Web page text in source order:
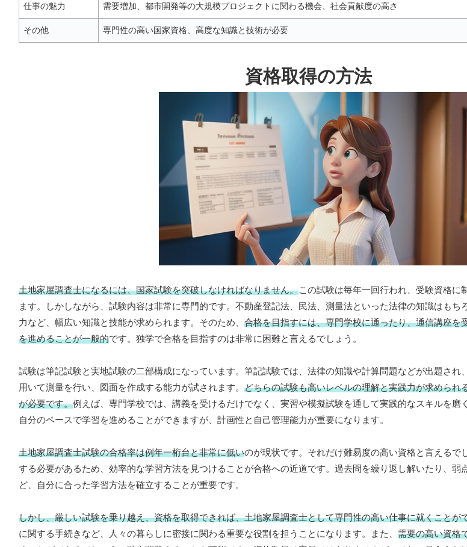
仕事の魅力 需要増加、都市開発等の大規模プロジェクトに関わる機会、社会貢献度の高さ
その他 専門性の高い国家資格、高度な知識と技術が必要
資格取得の方法
土地家屋調査士になるには、国家試験を突破しなければなりません。この試験は毎年一回行われ、受験資格に
ます。しかしながら、試験内容は非常に専門的です。不動産登記法、民法、測量法といった法律の知識はもち
力など、幅広い知識と技能が求められます。そのため、 合格を目指すには、専門学校に通ったり、通信講座を
を進めることが一般的です。独学で合格を目指すのは非常に困難と言えるでしょう。
試験は筆記試験と実地試験の二部構成になっています。筆記試験では、法律の知識や計算問題などが出題され
用いて測量を行い、図面を作成する能力が試されます。 どちらの試験も高いレベルの理解と実践力が求められ
が必要です。例えば、専門学校では、講義を受けるだけでなく、実習や模擬試験を通して実践的なスキルを磨
自分のペースで学習を進めることができますが、計画性と自己管理能力が重要になります。
土地家屋調査士試験の合格率は例年一桁台と非常に低いのが現状です。それだけ難易度の高い資格と言えるで
する必要があるため、効率的な学習方法を見つけることが合格への近道です。過去問を繰り返し解いたり、弱
ど、自分に合った学習方法を確立することが重要です。
しかし、厳しい試験を乗り越え、資格を取得できれば、土地家屋調査士として専門性の高い仕事に就くことが
に関する手続きなど、人々の暮らしに密接に関わる重要な役割を担うことになります。また、 需要の高い資格